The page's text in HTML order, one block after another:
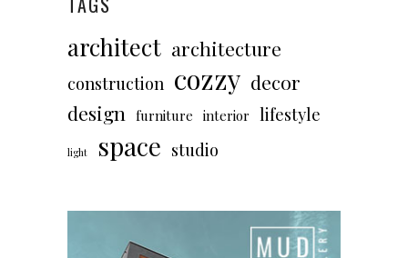
architect architecture
construction cozzy decor
design
furniture interior lifestyle
light space studio